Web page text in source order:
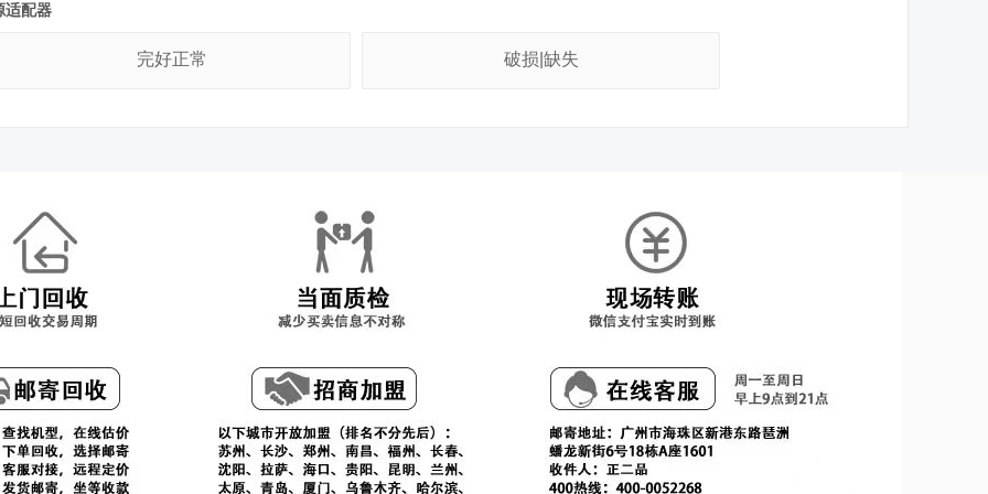
适配器
完好正常 破损|缺失